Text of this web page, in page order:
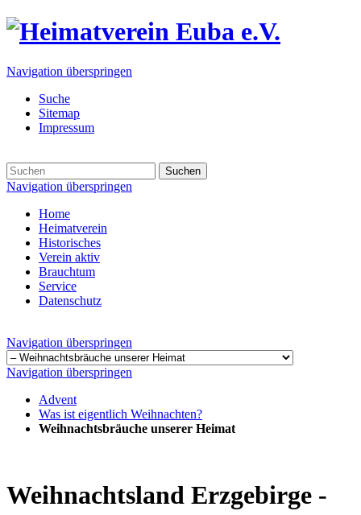
Navigation überspringen
Suche
Sitemap
Impressum
Suchen
Navigation überspringen
Home
Heimatverein
Historisches
Verein aktiv
Brauchtum
Service
Datenschutz
Navigation überspringen
Navigation überspringen
Advent
Was ist eigentlich Weihnachten?
Weihnachtsbräuche unserer Heimat
Weihnachtsland Erzgebirge -